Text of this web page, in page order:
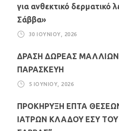
για ανθεκτικό δερματικό
Σάββα»
30 ΙΟΥΝΊΟΥ, 2026
ΔΡΑΣΗ ΔΩΡΕΑΣ ΜΑΛΛΙΩΝ
ΠΑΡΑΣΚΕΥΗ
5 ΙΟΥΝΊΟΥ, 2026
ΠΡΟΚΗΡΥΞΗ ΕΠΤΑ
ΙΑΤΡΩΝ ΚΛΑΔΟΥ ΕΣΥ